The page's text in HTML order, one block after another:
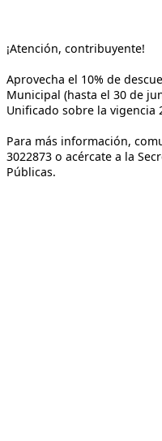
¡Atención, contribuyente!
Aprovecha el 10% de
Municipal (hasta el 30 de
Unificado sobre la vigencia
Para más información,
3022873 o acércate a la
Públicas.​